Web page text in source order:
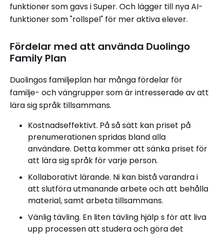
funktioner som gavs i Super. Och lägger till nya AI-
funktioner som "rollspel" för mer aktiva elever.
Fördelar med att använda Duolingo
Family Plan
Duolingos familjeplan har många fördelar för
familje- och vängrupper som är intresserade av att
lära sig språk tillsammans.
Kostnadseffektivt. På så sätt kan priset på
prenumerationen spridas bland alla
användare. Detta kommer att sänka priset för
att lära sig språk för varje person.
Kollaborativt lärande. Ni kan bistå varandra i
att slutföra utmanande arbete och att behålla
material, samt arbeta tillsammans.
Vänlig tävling. En liten tävling hjälp s för att liva
upp processen att studera och göra det